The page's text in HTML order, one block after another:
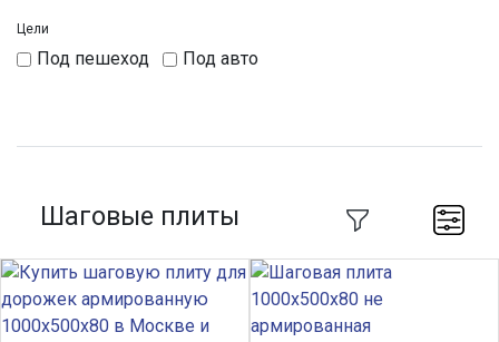
Цели
Под пешеход Под авто
Шаговые плиты